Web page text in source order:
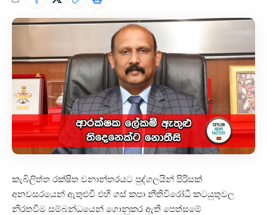
කැබිලිත්ත රක්ෂිත වනාන්තරයට පුද්ගලයින් පිරිසක්
අනවසරයෙන් ඇතුළුවී එහි ගස් කපා නීතිවිරෝධී කටයුතුවල
නිරතවීම සම්බන්ධයෙන් ගොනුකර ඇති පෙත්සමේ